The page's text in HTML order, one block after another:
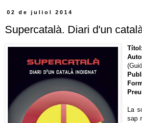
02 de juliol 2014
Supercatalà. Diari d'un
Títol:
La
sap